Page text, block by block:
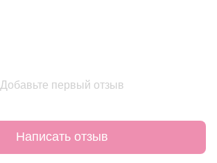
Добавьте первый отзыв
Написать отзыв